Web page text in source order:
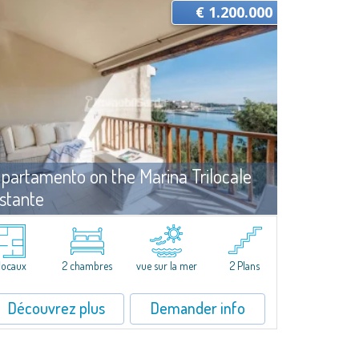
on the Marina Trilocale
Cervo Vente
seafront apartment on two levels, in the heart of Porto
Marina.Located within Il Sestante, a prestigious residential
set in a beautifully maintained communal park, this
€ 1.200.000
2 chambres vue sur la mer 2 Plans
Découvrez plus Demander info